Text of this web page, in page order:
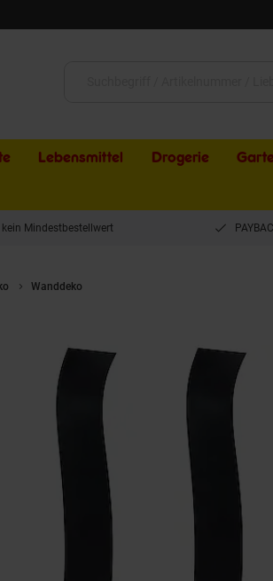
Lebensmittel Drogerie
kein Mindestbestellwert
Wanddeko